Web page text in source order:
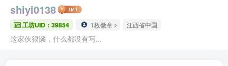
shiyi0138
工坊UID：39854 1枚徽章 江西省中国
这家伙很懒，什么都没有写...